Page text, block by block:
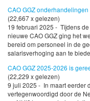
CAO GGZ
(22,667 x gelezen)
19 februari 2025 - Tijdens
nieuwe CAO GGZ ging het
bereid om personeel in de
salarisverhoging aan te
CAO GGZ 2025-2026 is
(22,229 x gelezen)
9 juli 2025 - In maart eerder
vertegenwoordigd door de